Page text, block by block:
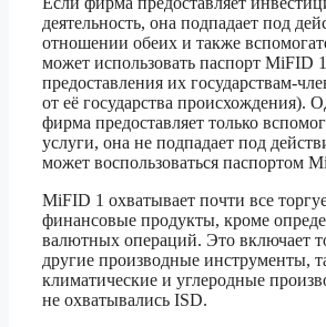
деятельность, она подпадает под
отношении обеих и также
может использовать паспорт MiFID
предоставления их государствам-
от её государства происхождения).
фирма предоставляет только
услуги, она не подпадает под
может воспользоваться паспортом
MiFID 1 охватывает почти все
финансовые продукты, кроме
валютных операций. Это включает
другие производные инструменты,
климатические и углеродные
не охватывались ISD.